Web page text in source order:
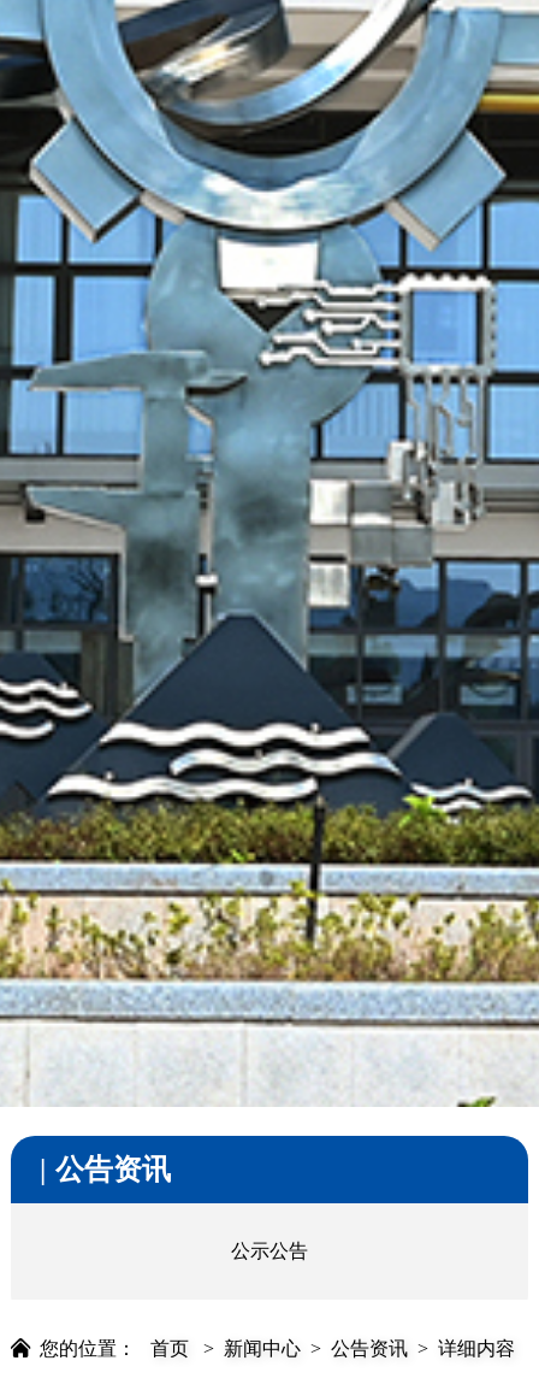
公告资讯
公示公告
您的位置： 首页 > 新闻中心 > 公告资讯 > 详细内容